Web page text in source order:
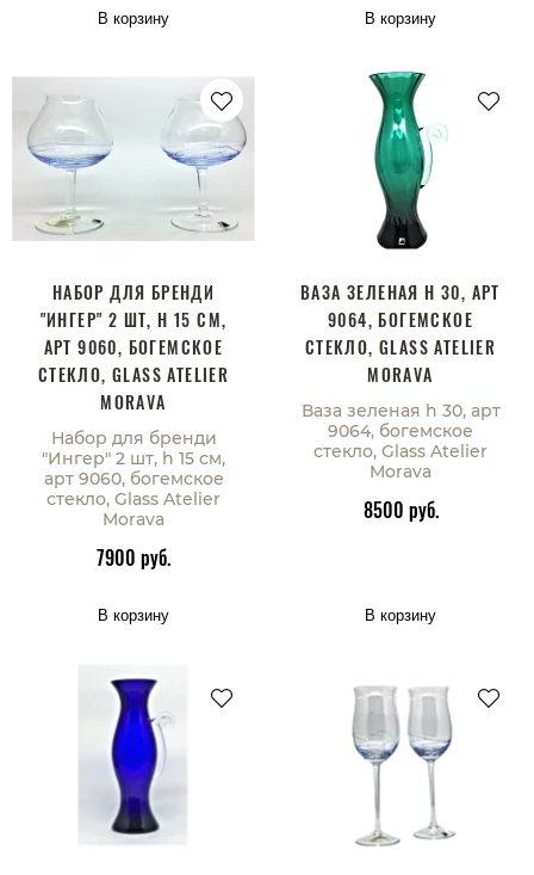
В корзину В корзину
НАБОР ДЛЯ БРЕНДИ
"ИНГЕР" 2 ШТ, H 15 СМ,
АРТ 9060, БОГЕМСКОЕ
СТЕКЛО, GLASS ATELIER
MORAVA
Набор для бренди
"Ингер" 2 шт, h 15 см,
арт 9060, богемское
стекло, Glass Atelier
Morava
7900 руб.
В корзину
ВАЗА ЗЕЛЕНАЯ H 30, АРТ
9064, БОГЕМСКОЕ
СТЕКЛО, GLASS ATELIER
MORAVA
Ваза зеленая h 30, арт
9064, богемское
стекло, Glass Atelier
Morava
8500 руб.
В корзину